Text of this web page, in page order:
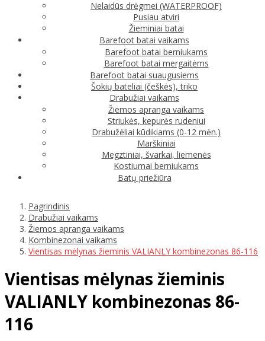
Nelaidūs drėgmei (WATERPROOF)
Pusiau atviri
Žieminiai batai
Barefoot batai vaikams
Barefoot batai berniukams
Barefoot batai mergaitėms
Barefoot batai suaugusiems
Šokių bateliai (češkės), triko
Drabužiai vaikams
Žiemos apranga vaikams
Striukės, kepurės rudeniui
Drabužėliai kūdikiams (0-12 mėn.)
Marškiniai
Megztiniai, švarkai, liemenės
Kostiumai berniukams
Batų priežiūra
Pagrindinis
Drabužiai vaikams
Žiemos apranga vaikams
Kombinezonai vaikams
Vientisas mėlynas žieminis VALIANLY kombinezonas 86-116
Vientisas mėlynas žieminis
VALIANLY kombinezonas 86-
116